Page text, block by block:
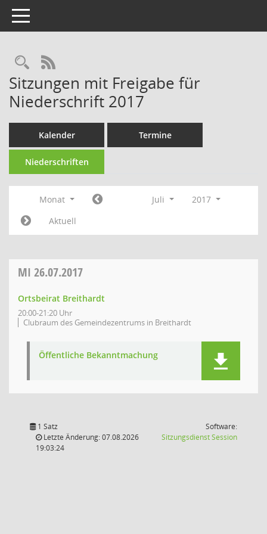
Toggle navigation
Rechercheauswahl
RSS-Feed
Sitzungen mit Freigabe für
Niederschrift 2017
Kalender Termine
Niederschriften
Monat Juli
2017
Aktuell
MI 26.07.2017
Ortsbeirat Breithardt
20:00-21:20 Uhr
Clubraum des Gemeindezentrums in Breithardt
Öffentliche Bekanntmachung
1 Satz
Letzte Änderung: 07.08.2026
19:03:24
Software:
SitzungsdienstSession(Wird in